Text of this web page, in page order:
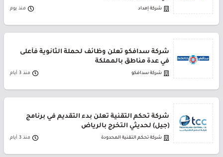
شركة إمداد منذ يوم
شركة سدافكو تعلن وظائف لحملة الثانوية فأعلى
في عدة مناطق بالمملكة
شركة سدافكو منذ 3 أيام
شركة تحكم التقنية تعلن بدء التقديم في برنامج
(جيل) لحديثي التخرج بالرياض
شركة تحكم التقنية المحدودة منذ 3 أيام